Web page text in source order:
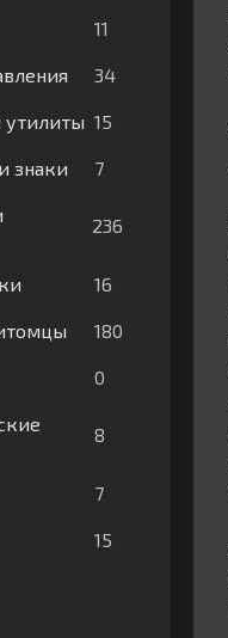
11
34
15
знаки 7
236
16
180
0
8
7
15